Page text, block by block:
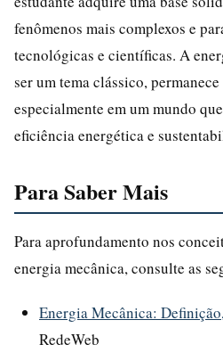
fenômenos mais complexos e
tecnológicas e científicas. A
ser um tema clássico,
especialmente em um mundo
eficiência energética e
Para Saber Mais
Para aprofundamento nos
energia mecânica, consulte as
Energia Mecânica:
RedeWeb